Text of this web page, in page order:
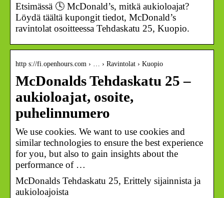
Etsimässä 🕓 McDonald’s, mitkä aukioloajat?
Löydä täältä kupongit tiedot, McDonald’s
ravintolat osoitteessa Tehdaskatu 25, Kuopio.
http s://fi.openhours.com › … › Ravintolat › Kuopio
McDonalds Tehdaskatu 25 –
aukioloajat, osoite,
puhelinnumero
We use cookies. We want to use cookies and
similar technologies to ensure the best experience
for you, but also to gain insights about the
performance of …
McDonalds Tehdaskatu 25, Erittely sijainnista ja
aukioloajoista